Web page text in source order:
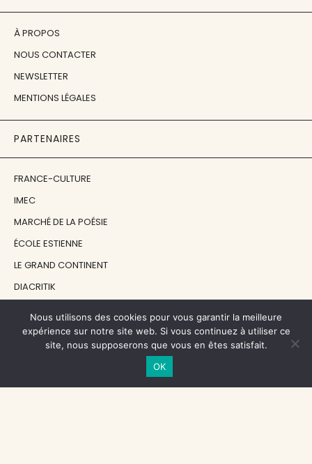
À PROPOS
NOUS CONTACTER
NEWSLETTER
MENTIONS LÉGALES
PARTENAIRES
FRANCE-CULTURE
IMEC
MARCHÉ DE LA POÉSIE
ÉCOLE ESTIENNE
LE GRAND CONTINENT
DIACRITIK
NOS SOUTIENS
CENTRE NATIONAL DU LIVRE
Nous utilisons des cookies pour vous garantir la meilleure
expérience sur notre site web. Si vous continuez à utiliser ce
site, nous supposerons que vous en êtes satisfait.
OK